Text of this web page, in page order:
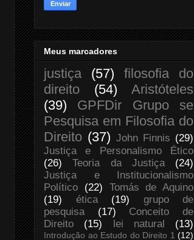
Meus marcadores
justiça (57)
filosofia do
direito
(54)
Aristóteles
(39)
GPFDir Grupo se
Pesquisa em Filosofia do
Direito (37) John Finnis (29)
Justiça e Personalismo Ético
(26)
Teoria da Justiça
(24)
Justiça e Institucionalismo
Político
(22)
Tomás de Aquino
(19)
ética (19)
grupo de
pesquisa
(17)
Conceito de
Direito
(15) lei natural (13)
Introdução ao Estudo do Direito 1 (12)